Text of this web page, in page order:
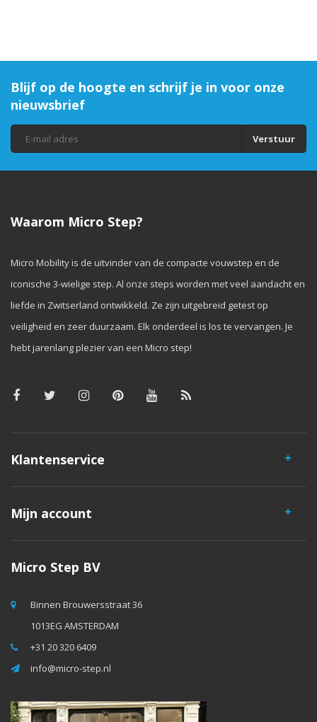
Blijf op de hoogte en schrijf je in voor onze
nieuwsbrief
Verstuur
Waarom Micro Step?
Micro Mobility is de uitvinder van de compacte vouwstep en de
iconische 3-wielige step. Al onze steps worden met veel aandacht en
liefde in Zwitserland ontwikkeld. Ze zijn uitgebreid getest op
veiligheid en zeer duurzaam. Elk onderdeel is los te vervangen. Je
hebt jarenlang plezier van een Micro step!
Klantenservice
Mijn account
Micro Step BV
Binnen Brouwersstraat 36
1013EG AMSTERDAM
+31 20 320 6409
info@micro-step.nl